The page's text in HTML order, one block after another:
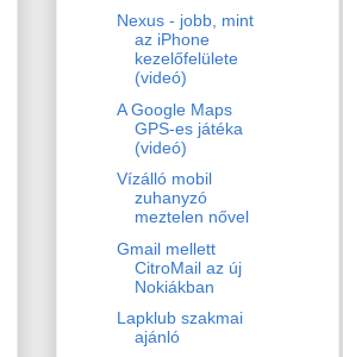
Nexus - jobb, mint
az iPhone
kezelőfelülete
(videó)
A Google Maps
GPS-es játéka
(videó)
Vízálló mobil
zuhanyzó
meztelen nővel
Gmail mellett
CitroMail az új
Nokiákban
Lapklub szakmai
ajánló